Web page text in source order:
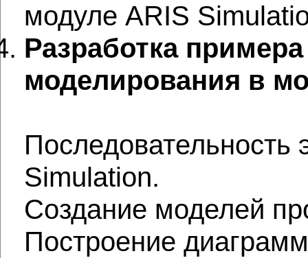
модуле ARIS
Разработка
моделирования в
Последовательность
Simulation.
Создание моделей
Построение